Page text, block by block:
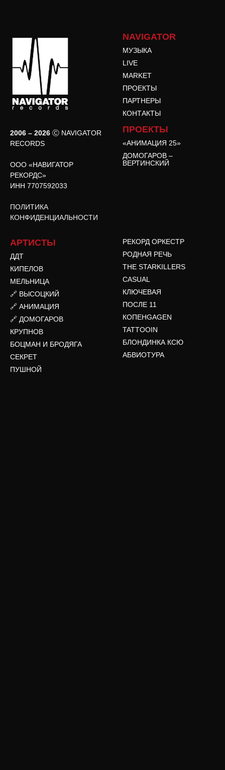
2006 – 2026 Ⓒ NAVIGATOR
RECORDS
ООО «НАВИГАТОР
РЕКОРДС»
ИНН 7707592033
ПОЛИТИКА
КОНФИДЕНЦИАЛЬНОСТИ
NAVIGATOR
МУЗЫКА
LIVE
MARKET
ПРОЕКТЫ
ПАРТНЕРЫ
КОНТАКТЫ
ПРОЕКТЫ
«АНИМАЦИЯ 25»
ДОМОГАРОВ –
ВЕРТИНСКИЙ
АРТИСТЫ
ДДТ
КИПЕЛОВ
МЕЛЬНИЦА
🔗 ВЫСОЦКИЙ
🔗 АНИМАЦИЯ
🔗 ДОМОГАРОВ
КРУПНОВ
БОЦМАН И БРОДЯГА
СЕКРЕТ
ПУШНОЙ
РЕКОРД ОРКЕСТР
РОДНАЯ РЕЧЬ
THE STARKILLERS
CASUAL
КЛЮЧЕВАЯ
ПОСЛЕ 11
КОПЕНGAGEN
TATTOOIN
БЛОНДИНКА КСЮ
АБВИОТУРА